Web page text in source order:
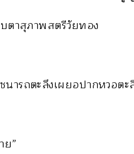
ตาสุภาพสตรีวัยทอง
ารถตะลึงเผยอปากหวอตะ
ย”